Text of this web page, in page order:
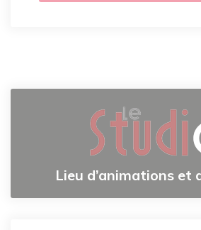
Lieu d’animations et